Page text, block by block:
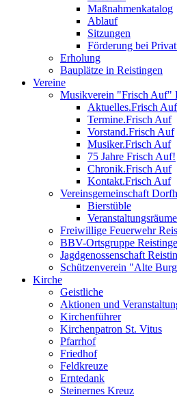
Maßnahmenkatalog
Ablauf
Sitzungen
Förderung bei
Erholung
Bauplätze in Reistingen
Vereine
Musikverein "Frisch Auf"
Aktuelles.Frisch Auf
Termine.Frisch Auf
Vorstand.Frisch Auf
Musiker.Frisch Auf
75 Jahre Frisch Auf!
Chronik.Frisch Auf
Kontakt.Frisch Auf
Vereinsgemeinschaft
Bierstüble
Veranstaltungsräume
Freiwillige Feuerwehr
BBV-Ortsgruppe
Jagdgenossenschaft
Schützenverein "Alte
Kirche
Geistliche
Aktionen und
Kirchenführer
Kirchenpatron St. Vitus
Pfarrhof
Friedhof
Feldkreuze
Erntedank
Steinernes Kreuz